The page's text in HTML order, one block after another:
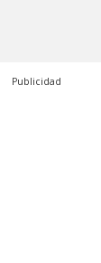
Publicidad